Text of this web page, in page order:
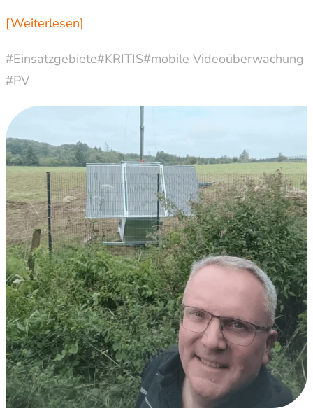
[Weiterlesen]
#Einsatzgebiete#KRITIS#mobile Videoüberwachung
#PV